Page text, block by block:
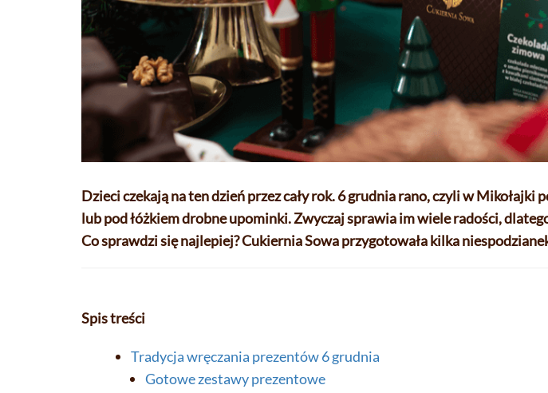
Dzieci czekają na ten dzień przez cały rok. 6 grudnia rano, czyli w
lub pod łóżkiem drobne upominki. Zwyczaj sprawia im wiele radości,
Co sprawdzi się najlepiej? Cukiernia Sowa przygotowała kilka
Spis treści
Tradycja wręczania prezentów 6 grudnia
Gotowe zestawy prezentowe